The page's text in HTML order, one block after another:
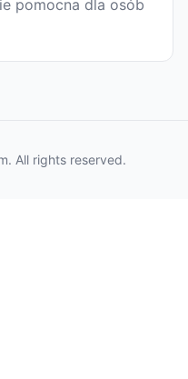
pomocna dla osób
All rights reserved.